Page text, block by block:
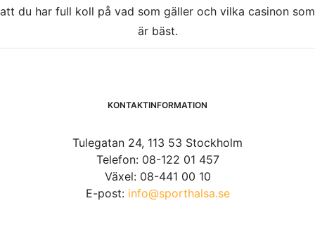
att du har full koll på vad som gäller och vilka casinon som
är bäst.
KONTAKTINFORMATION
Tulegatan 24, 113 53 Stockholm
Telefon: 08-122 01 457
Växel: 08-441 00 10
E-post: info@sporthalsa.se